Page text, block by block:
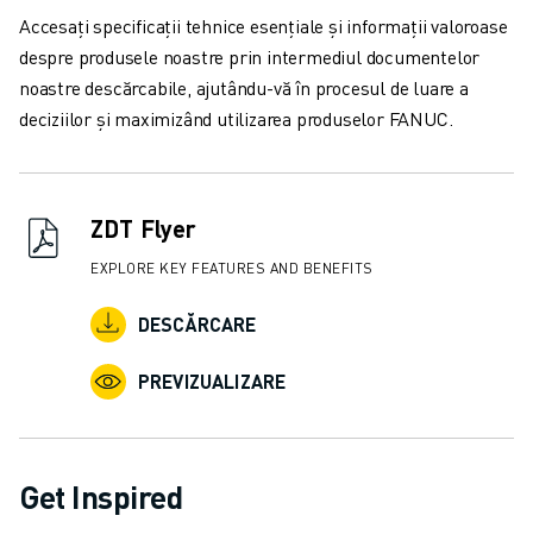
Accesați specificații tehnice esențiale și informații valoroase
despre produsele noastre prin intermediul documentelor
noastre descărcabile, ajutându-vă în procesul de luare a
deciziilor și maximizând utilizarea produselor FANUC.
ZDT Flyer
EXPLORE KEY FEATURES AND BENEFITS
DESCĂRCARE
PREVIZUALIZARE
Get Inspired